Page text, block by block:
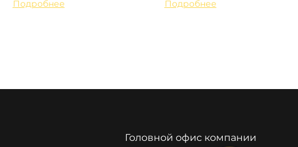
Подробнее Подробнее
Головной офис компании